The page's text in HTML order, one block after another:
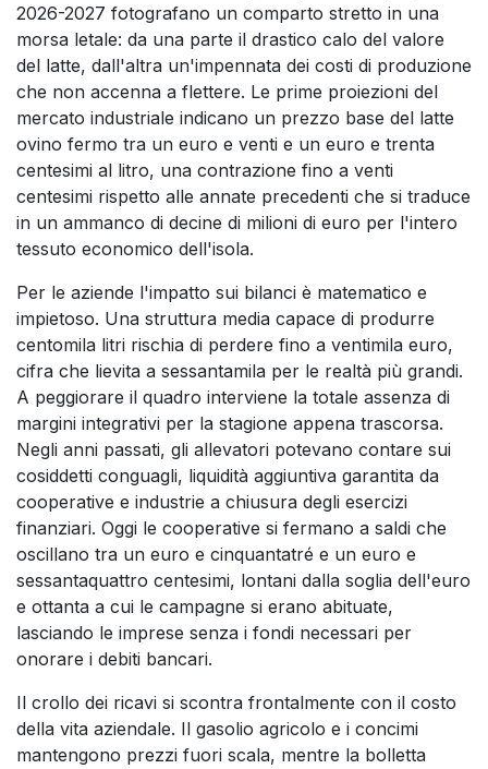
2026-2027 fotografano un comparto stretto in una
morsa letale: da una parte il drastico calo del valore
del latte, dall'altra un'impennata dei costi di produzione
che non accenna a flettere. Le prime proiezioni del
mercato industriale indicano un prezzo base del latte
ovino fermo tra un euro e venti e un euro e trenta
centesimi al litro, una contrazione fino a venti
centesimi rispetto alle annate precedenti che si traduce
in un ammanco di decine di milioni di euro per l'intero
tessuto economico dell'isola.
Per le aziende l'impatto sui bilanci è matematico e
impietoso. Una struttura media capace di produrre
centomila litri rischia di perdere fino a ventimila euro,
cifra che lievita a sessantamila per le realtà più grandi.
A peggiorare il quadro interviene la totale assenza di
margini integrativi per la stagione appena trascorsa.
Negli anni passati, gli allevatori potevano contare sui
cosiddetti conguagli, liquidità aggiuntiva garantita da
cooperative e industrie a chiusura degli esercizi
finanziari. Oggi le cooperative si fermano a saldi che
oscillano tra un euro e cinquantatré e un euro e
sessantaquattro centesimi, lontani dalla soglia dell'euro
e ottanta a cui le campagne si erano abituate,
lasciando le imprese senza i fondi necessari per
onorare i debiti bancari.
Il crollo dei ricavi si scontra frontalmente con il costo
della vita aziendale. Il gasolio agricolo e i concimi
mantengono prezzi fuori scala, mentre la bolletta